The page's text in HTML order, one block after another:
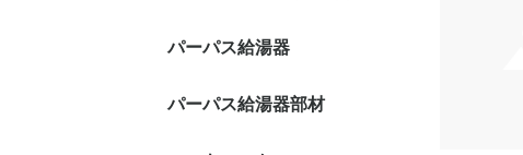
パーパス給湯器
パーパス給湯器部材